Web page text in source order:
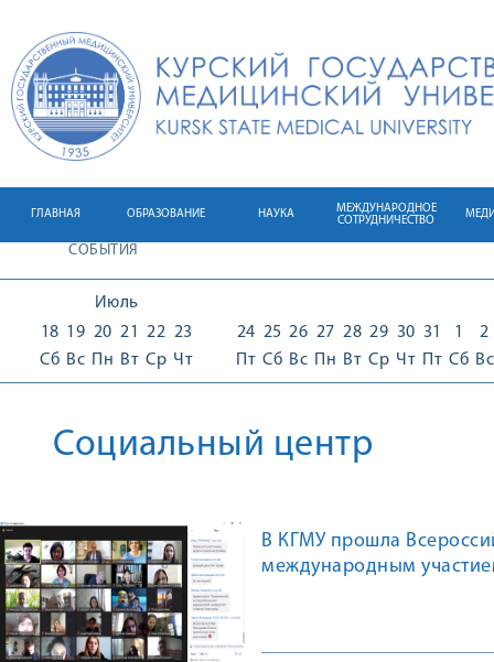
ГЛАВНАЯ ОБРАЗОВАНИЕ НАУКА
МЕЖДУНАРОДНОЕ
СОТРУДНИЧЕСТВО
СОБЫТИЯ
Июль
18
Сб
19
Вс
20
Пн
21
Вт
22
Ср
23
Чт
24
Пт
25
Сб
26
Вс
27
Пн
28
Вт
29
Ср
30
Чт
31
Пт
1
Сб
2
Вс
Социальный центр
В КГМУ прошла
международным